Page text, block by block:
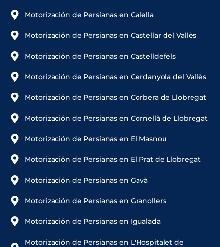
Motorización de Persianas en Calella
Motorización de Persianas en Castellar del Vallès
Motorización de Persianas en Castelldefels
Motorización de Persianas en Cerdanyola del Vallès
Motorización de Persianas en Corbera de Llobregat
Motorización de Persianas en Cornellà de Llobregat
Motorización de Persianas en El Masnou
Motorización de Persianas en El Prat de Llobregat
Motorización de Persianas en Gavà
Motorización de Persianas en Granollers
Motorización de Persianas en Igualada
Motorización de Persianas en L'Hospitalet de